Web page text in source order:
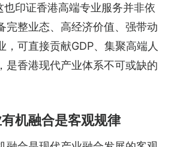
也印证香港高端专业服务并非依
完整业态、高经济价值、强带动
，可直接贡献GDP、集聚高端人
是香港现代产业体系不可或缺的
机融合是客观规律